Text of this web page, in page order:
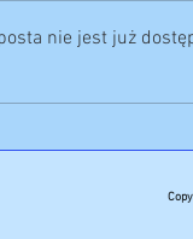
nie jest już